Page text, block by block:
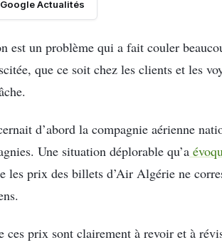
Actualités
est un problème qui a fait couler
que ce soit chez les clients et les
d’abord la compagnie aérienne
Une situation déplorable qu’a
les prix des billets d’Air Algérie ne
ces prix sont clairement à revoir et à